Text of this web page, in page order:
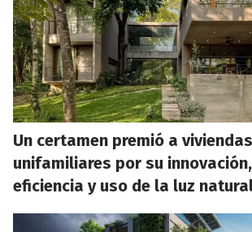
Un certamen premió a viviendas
unifamiliares por su
eficiencia y uso de la luz